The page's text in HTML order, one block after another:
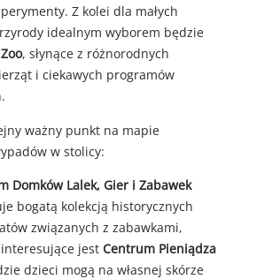
Z kolei dla małych
idealnym wyborem będzie
, słynące z różnorodnych
i ciekawych programów
ważny punkt na mapie
w stolicy:
Domków Lalek, Gier i Zabawek
bogatą kolekcją historycznych
związanych z zabawkami,
jest Centrum Pieniądza
dzieci mogą na własnej skórze